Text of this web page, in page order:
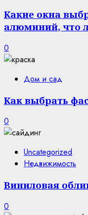
Какие окна
алюминий, что
0
Дом и сад
Как выбрать
0
Uncategorized
Недвижимость
Виниловая
0